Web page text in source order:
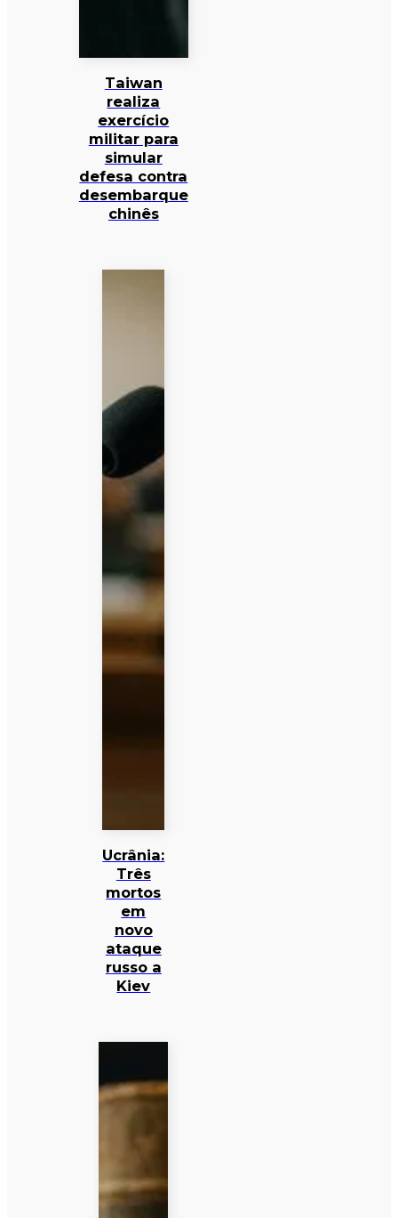
Taiwan
realiza
exercício
militar para
simular
defesa contra
desembarque
chinês
Ucrânia:
Três
mortos
em
novo
ataque
russo a
Kiev